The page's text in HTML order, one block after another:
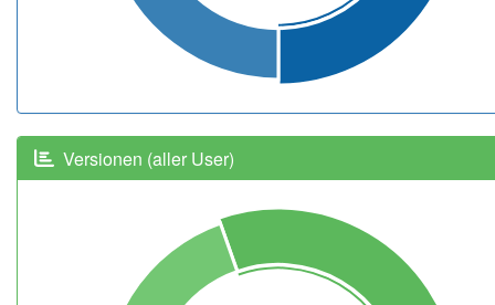
Versionen (aller User)